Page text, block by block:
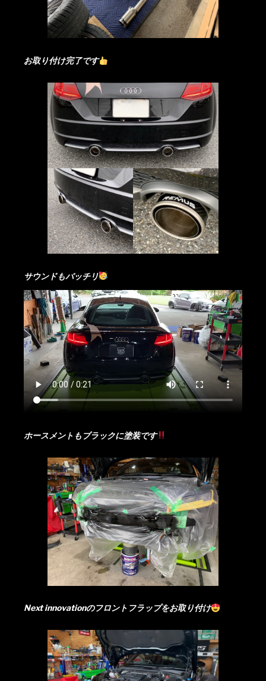
お取り付け完了です
サウンドもバッチリ
ホースメントもブラックに塗装です
Next innovationのフロントフラップをお取り付け